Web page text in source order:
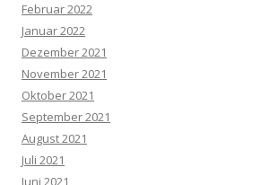
Februar 2022
Januar 2022
Dezember 2021
November 2021
Oktober 2021
September 2021
August 2021
Juli 2021